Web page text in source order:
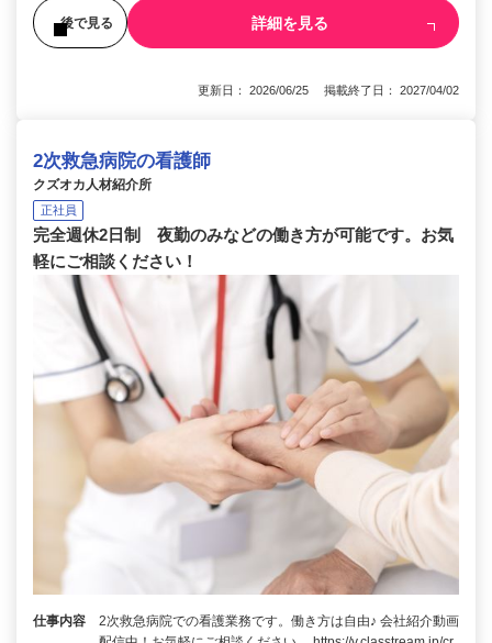
後で見る 詳細を見る
更新日： 2026/06/25 掲載終了日： 2027/04/02
2次救急病院の看護師
クズオカ人材紹介所
正社員
完全週休2日制 夜勤のみなどの働き方が可能です。お気
軽にご相談ください！
仕事内容
2次救急病院での看護業務です。働き方は自由♪ 会社紹介動画